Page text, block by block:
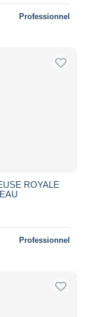
Professionnel
ROYALE
Professionnel